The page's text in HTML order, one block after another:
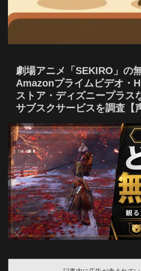
劇場アニメ「SEKIRO」の
Amazonプライムビデオ・
ストア・ディズニープラス
サブスクサービスを調査【